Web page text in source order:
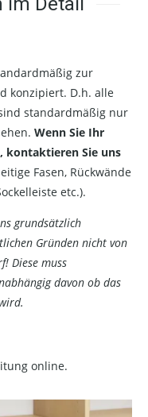
zur
konzipiert. D.h. alle
standardmäßig nur
Wenn Sie Ihr
kontaktieren Sie uns
Fasen, Rückwände
etc.).
grundsätzlich
Gründen nicht von
Diese muss
davon ob das
online.